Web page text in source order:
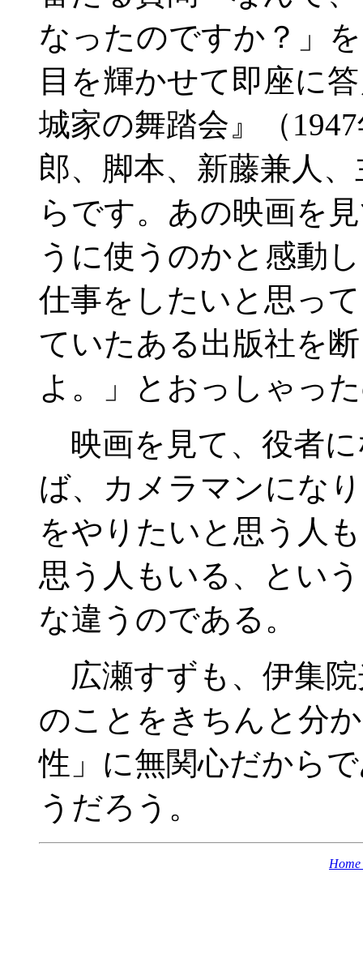
なったのですか？」
目を輝かせて即座に
城家の舞踏会』（
郎、脚本、新藤兼人
らです。あの映画を
うに使うのかと感動
仕事をしたいと思っ
ていたある出版社を
よ。」とおっしゃっ
映画を見て、役者
ば、カメラマンにな
をやりたいと思う人
思う人もいる、とい
な違うのである。
広瀬すずも、伊集
のことをきちんと分
性」に無関心だから
うだろう。
Home